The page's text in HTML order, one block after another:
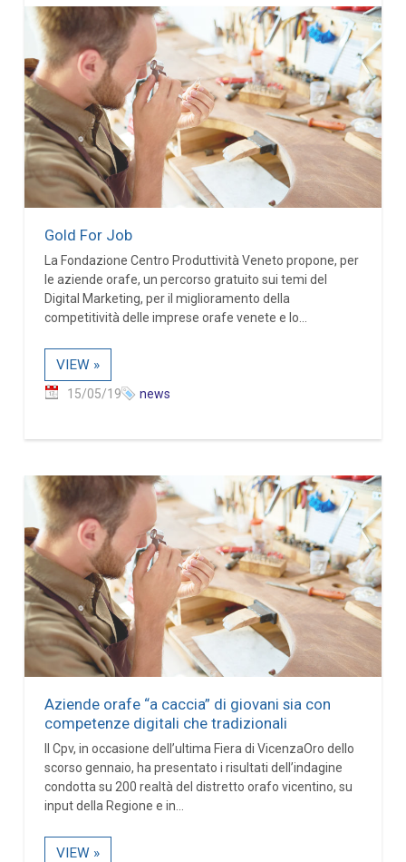
Gold For Job
La Fondazione Centro Produttività Veneto propone, per
le aziende orafe, un percorso gratuito sui temi del
Digital Marketing, per il miglioramento della
competitività delle imprese orafe venete e lo...
VIEW »
15/05/19 news
Aziende orafe “a caccia” di giovani sia con
competenze digitali che tradizionali
Il Cpv, in occasione dell’ultima Fiera di VicenzaOro dello
scorso gennaio, ha presentato i risultati dell’indagine
condotta su 200 realtà del distretto orafo vicentino, su
input della Regione e in...
VIEW »